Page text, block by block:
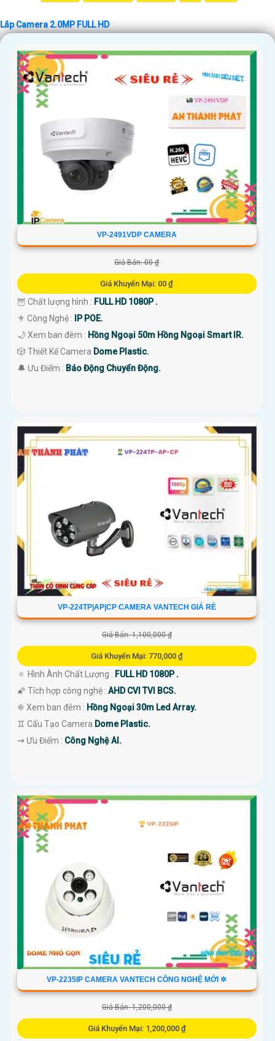
🔗 Liên hệ để đặt mua hoặc biết thêm chi tiết: [SĐT hoặc website của
cửa hàng]
Hy vọng mô tả này sẽ giúp bạn giới thiệu sản phẩm Camera 2.0MP FULL
HD một cách thu hút và hiệu quả! Nếu bạn cần thêm sự điều chỉnh hoặc
hỗ trợ gì khác, đừng ngần ngại để lại lời nhắn Cung cấp cho công trình.
Lắp Camera 2.0MP FULL HD
VP-2491VDP CAMERA
Giá Bán: 00 ₫
Giá Khuyến Mại: 00 ₫
🦉 Chất lượng hình : FULL HD 1080P .
⚜️ Công Nghệ :
IP POE.
🌙 Xem ban đêm : Hồng Ngoại 50m Hồng Ngoại Smart IR.
🎲 Thiết Kế Camera Dome Plastic.
️🔔 Ưu Điểm : Báo Động Chuyển Động.
VP-224TP|AP|CP CAMERA VANTECH GIÁ RẺ
Giá Bán: 1,100,000 ₫
Giá Khuyến Mại: 770,000 ₫
🔅 Hình Ành Chất Lượng : FULL HD 1080P .
🌠 Tích hợp công nghệ : AHD CVI TVI BCS.
❈ Xem ban đêm : Hồng Ngoại 30m Led Array.
♊ Cấu Tạo Camera Dome Plastic.
️⇝ Ưu Điểm : Công Nghệ AI.
VP-2235IP CAMERA VANTECH CÔNG NGHỆ MỚI ✲
Giá Bán: 1,200,000 ₫
Giá Khuyến Mại: 1,200,000 ₫